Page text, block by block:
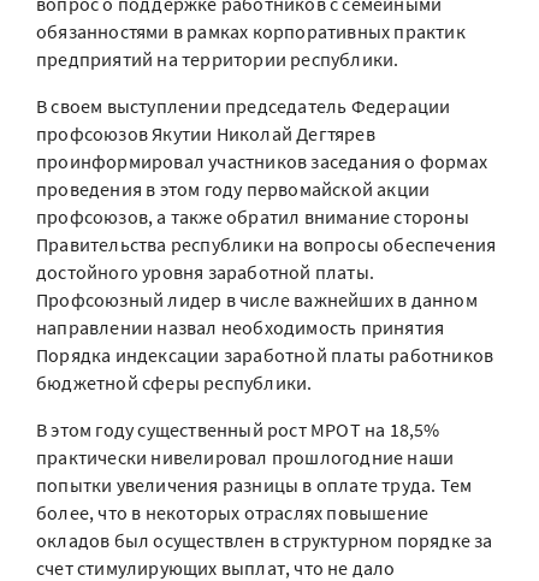
обязанностями в рамках корпоративных практик
предприятий на территории республики.
В своем выступлении председатель Федерации
профсоюзов Якутии Николай Дегтярев
проинформировал участников заседания о формах
проведения в этом году первомайской акции
профсоюзов, а также обратил внимание стороны
Правительства республики на вопросы обеспечения
достойного уровня заработной платы.
Профсоюзный лидер в числе важнейших в данном
направлении назвал необходимость принятия
Порядка индексации заработной платы работников
бюджетной сферы республики.
В этом году существенный рост МРОТ на 18,5%
практически нивелировал прошлогодние наши
попытки увеличения разницы в оплате труда. Тем
более, что в некоторых отраслях повышение
окладов был осуществлен в структурном порядке за
счет стимулирующих выплат, что не дало